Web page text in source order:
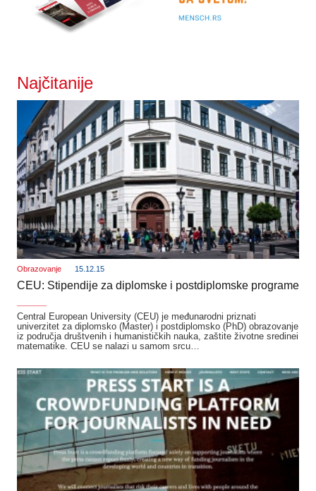
Najčitanije
Obrazovanje 15.12.15
CEU: Stipendije za diplomske i postdiplomske programe
Central European University (CEU) je međunarodni priznati
univerzitet za diplomsko (Master) i postdiplomsko (PhD) obrazovanje
iz područja društvenih i humanističkih nauka, zaštite životne sredinei
matematike. CEU se nalazi u samom srcu…